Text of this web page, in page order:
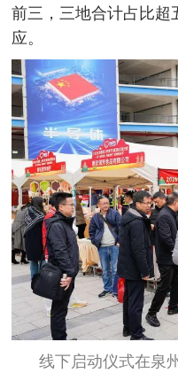
前三，三地合计占比超
应。
线下启动仪式在泉